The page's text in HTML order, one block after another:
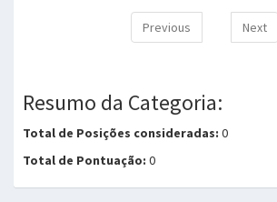
Previous Next
Resumo da Categoria:
Total de Posições consideradas: 0
Total de Pontuação: 0